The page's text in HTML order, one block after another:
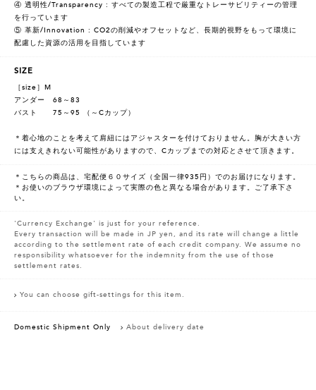
④ 透明性/Transparency : すべての製造工程で厳重なトレーサビリティーの管理
を行っています
⑤ 革新/Innovation : CO2の削減やオフセットなど、長期的視野をもって環境に
配慮した資源の活用を目指しています
SIZE
［size］M
アンダー 68～83
バスト 75～95 （～Cカップ）
＊着心地のことを考えて肩紐にはアジャスターを付けておりません。胸が大きい方
には支えきれない可能性がありますので、Cカップまでの対応とさせて頂きます。
＊こちらの商品は、宅配便６０サイズ（全国一律935円）でのお届けになります。
＊お使いのブラウザ環境によって実際の色と異なる場合があります。ご了承下さ
い。
'Currency Exchange' is just for your reference.
Every transaction will be made in JP yen, and its rate will change a little
according to the settlement rate of each credit company. We assume no
responsibility whatsoever for the indemnity from the use of those
settlement rates.
You can choose gift-settings for this item.
Domestic Shipment Only About delivery date